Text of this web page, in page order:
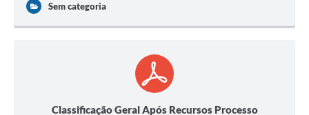
Sem categoria
Classificação Geral Após Recursos Processo